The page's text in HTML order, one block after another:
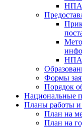
НПА
НПА
Формы
Порядок
Национальные
Планы работы и
План на
План на